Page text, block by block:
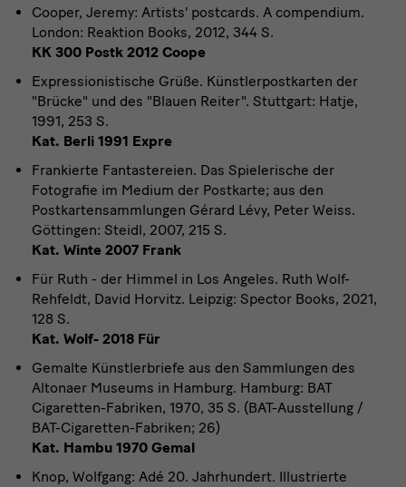
Cooper, Jeremy: Artists' postcards. A compendium.
London: Reaktion Books, 2012, 344 S.
KK 300 Postk 2012 Coope
Expressionistische Grüße. Künstlerpostkarten der
"Brücke" und des "Blauen Reiter". Stuttgart: Hatje,
1991, 253 S.
Kat. Berli 1991 Expre
Frankierte Fantastereien. Das Spielerische der
Fotografie im Medium der Postkarte; aus den
Postkartensammlungen Gérard Lévy, Peter Weiss.
Göttingen: Steidl, 2007, 215 S.
Kat. Winte 2007 Frank
Für Ruth - der Himmel in Los Angeles. Ruth Wolf-
Rehfeldt, David Horvitz. Leipzig: Spector Books, 2021,
128 S.
Kat. Wolf- 2018 Für
Gemalte Künstlerbriefe aus den Sammlungen des
Altonaer Museums in Hamburg. Hamburg: BAT
Cigaretten-Fabriken, 1970, 35 S. (BAT-Ausstellung /
BAT-Cigaretten-Fabriken; 26)
Kat. Hambu 1970 Gemal
Knop, Wolfgang: Adé 20. Jahrhundert. Illustrierte